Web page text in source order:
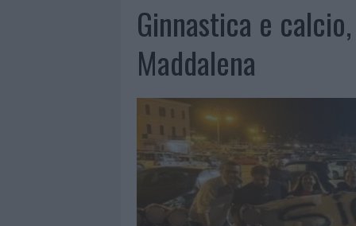
6 AGOSTO 2026
STRADA SASSARI-OLBIA,
Ginnastica e
Maddalena